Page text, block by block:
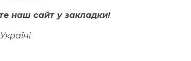
наш сайт у закладки!